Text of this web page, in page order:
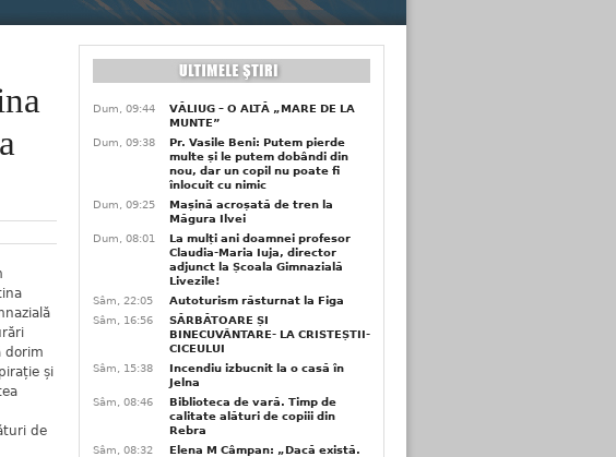
dorim
și
de
Dum, 09:44
VĂLIUG – O ALTĂ „MARE DE LA
MUNTE”
Dum, 09:38
Pr. Vasile Beni: Putem pierde
multe și le putem dobândi din
nou, dar un copil nu poate fi
înlocuit cu nimic
Dum, 09:25
Mașină acroșată de tren la
Măgura Ilvei
Dum, 08:01
La mulți ani doamnei profesor
Claudia-Maria Iuja, director
adjunct la Școala Gimnazială
Livezile!
Sâm, 22:05
Autoturism răsturnat la Figa
Sâm, 16:56
SĂRBĂTOARE ȘI
BINECUVÂNTARE- LA CRISTEȘTII-
CICEULUI
Sâm, 15:38
Incendiu izbucnit la o casă în
Jelna
Sâm, 08:46
Biblioteca de vară. Timp de
calitate alături de copiii din
Rebra
Sâm, 08:32
Elena M Câmpan: „Dacă există.